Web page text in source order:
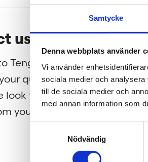
Samtycke
Denna webbplats använder
Vi använder
sociala medier och
till de sociala medier och
med annan information som
Nödvändig
us
Tengbom!
question or
look forward to
you.
We
We